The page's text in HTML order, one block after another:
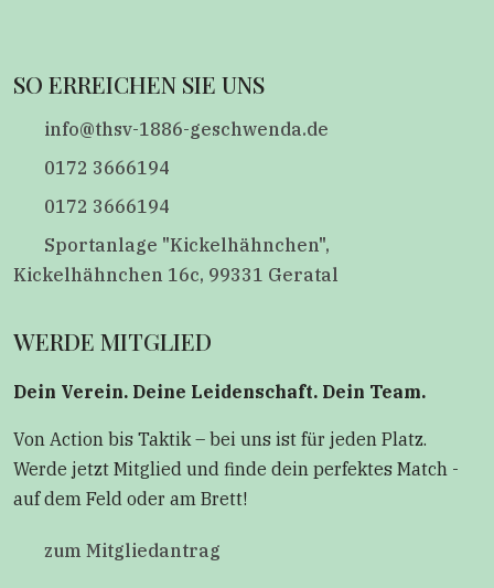
SO ERREICHEN SIE UNS
info@thsv-1886-geschwenda.de
0172 3666194
0172 3666194
Sportanlage "Kickelhähnchen",
Kickelhähnchen 16c, 99331 Geratal
WERDE MITGLIED
Dein Verein. Deine Leidenschaft. Dein Team.
Von Action bis Taktik – bei uns ist für jeden Platz.
Werde jetzt Mitglied und finde dein perfektes Match -
auf dem Feld oder am Brett!
zum Mitgliedantrag